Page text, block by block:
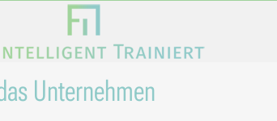
Unternehmen